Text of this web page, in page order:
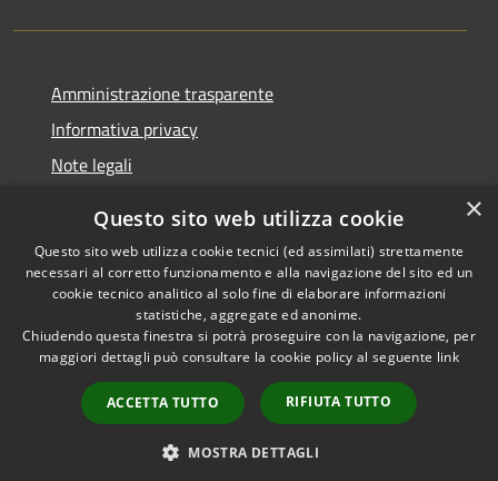
Amministrazione trasparente
Informativa privacy
Note legali
Accessibilità
Privacy
Mappa del sito
Copyright © 2026 • Comune di
Palestrina • Powered by
Municipium•Accesso
redazione
×
Questo sito web utilizza cookie
Questo sito web utilizza cookie tecnici (ed assimilati) strettamente
necessari al corretto funzionamento e alla navigazione del sito ed un
cookie tecnico analitico al solo fine di elaborare informazioni
statistiche, aggregate ed anonime.
Chiudendo questa finestra si potrà proseguire con la navigazione, per
maggiori dettagli può consultare la cookie policy al seguente link
ACCETTA TUTTO RIFIUTA TUTTO
MOSTRA DETTAGLI